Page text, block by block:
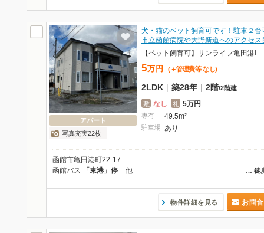
アパート
写真充実22枚
犬・猫のペット飼育可です！駐車２台
市立函館病院や大野新道へのアクセ
【ペット飼育可】サンライフ亀田港Ⅰ
5万 円 (＋管理費等 なし)
2LDK | 築28年 | 2階/2階建
敷 なし 礼 5万円
専有 49.5m²
駐車場 あり
函館市亀田港町22-17
… 徒
函館バス 「東港」停 他
物件詳細を見る お問